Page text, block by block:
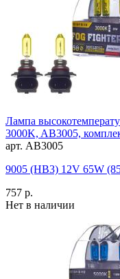
Лампа
3000K, AB3005,
арт. AB3005
9005 (HB3) 12V 65W
757 р.
Нет в наличии